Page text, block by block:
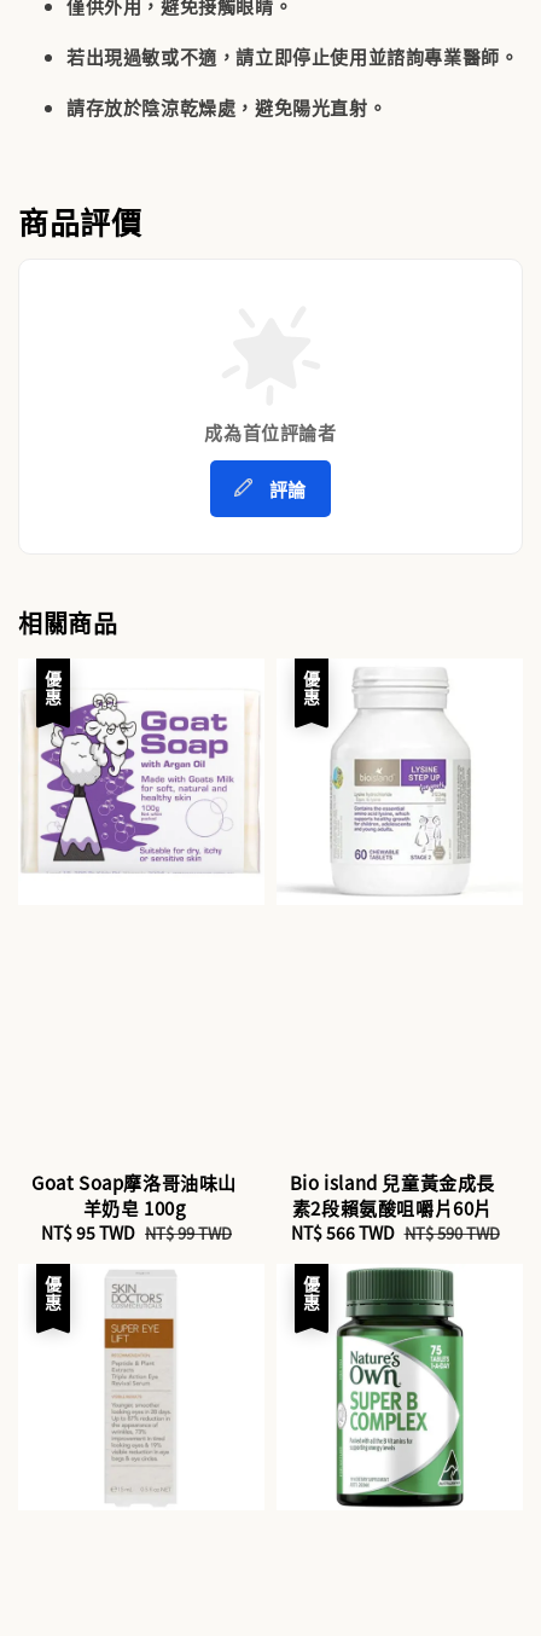
僅供外用，避免接觸眼睛。
若出現過敏或不適，請立即停止使用並諮詢專業醫師。
請存放於陰涼乾燥處，避免陽光直射。
商品評價
成為首位評論者
評論
相關商品
優惠
Goat Soap摩洛哥油味山
羊奶皂 100g
Sale
price
NT$ 95 TWD Regular
NT$ 99 TWD
優惠
Bio island 兒童黃金成長
素2段賴氨酸咀嚼片60片
Sale
price
NT$ 566 TWD Regular
NT$ 590 TWD
優惠 優惠